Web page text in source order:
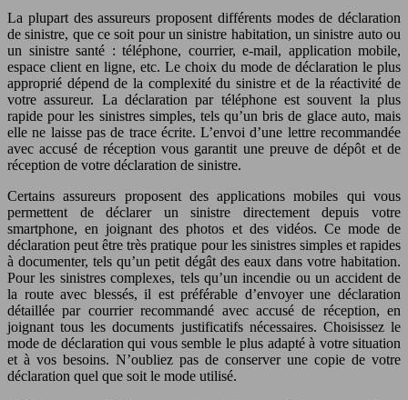
La plupart des assureurs proposent différents modes de déclaration
de sinistre, que ce soit pour un sinistre habitation, un sinistre auto ou
un sinistre santé : téléphone, courrier, e-mail, application mobile,
espace client en ligne, etc. Le choix du mode de déclaration le plus
approprié dépend de la complexité du sinistre et de la réactivité de
votre assureur. La déclaration par téléphone est souvent la plus
rapide pour les sinistres simples, tels qu’un bris de glace auto, mais
elle ne laisse pas de trace écrite. L’envoi d’une lettre recommandée
avec accusé de réception vous garantit une preuve de dépôt et de
réception de votre déclaration de sinistre.
Certains assureurs proposent des applications mobiles qui vous
permettent de déclarer un sinistre directement depuis votre
smartphone, en joignant des photos et des vidéos. Ce mode de
déclaration peut être très pratique pour les sinistres simples et rapides
à documenter, tels qu’un petit dégât des eaux dans votre habitation.
Pour les sinistres complexes, tels qu’un incendie ou un accident de
la route avec blessés, il est préférable d’envoyer une déclaration
détaillée par courrier recommandé avec accusé de réception, en
joignant tous les documents justificatifs nécessaires. Choisissez le
mode de déclaration qui vous semble le plus adapté à votre situation
et à vos besoins. N’oubliez pas de conserver une copie de votre
déclaration quel que soit le mode utilisé.